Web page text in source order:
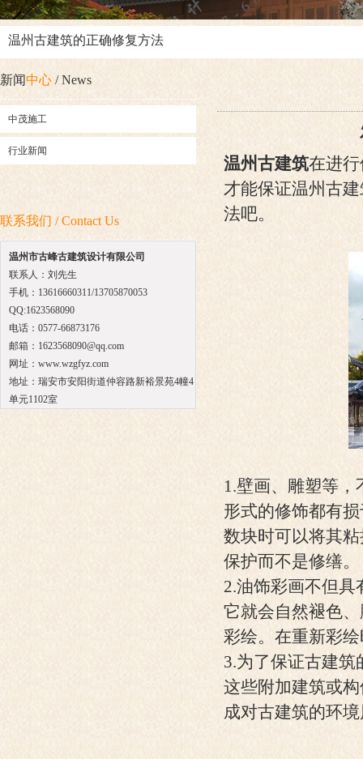
温州古建筑的正确修复方法
新闻中心 / News
中茂施工
行业新闻
联系我们 / Contact Us
温州市古峰古建筑设计有限公司
联系人：刘先生
手机：13616660311/13705870053
QQ:1623568090
电话：0577-66873176
邮箱：1623568090@qq.com
网址：www.wzgfyz.com
地址：瑞安市安阳街道仲容路新裕景苑4幢4
单元1102室
温州古建筑在进
才能保证温州古
法吧。
1.壁画、雕塑等
形式的修饰都有
数块时可以将其
保护而不是修缮。
2.油饰彩画不但
它就会自然褪色
彩绘。在重新彩
3.为了保证古建
这些附加建筑或
成对古建筑的环